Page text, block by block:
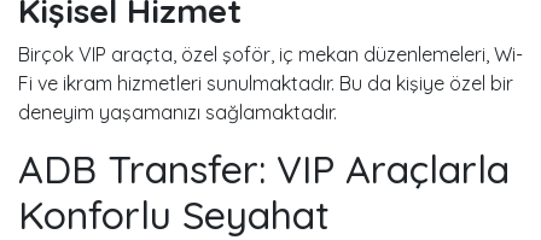
Kişisel Hizmet
Birçok VIP araçta, özel şoför, iç mekan düzenlemeleri, Wi-
Fi ve ikram hizmetleri sunulmaktadır. Bu da kişiye özel bir
deneyim yaşamanızı sağlamaktadır.
ADB Transfer: VIP Araçlarla
Konforlu Seyahat